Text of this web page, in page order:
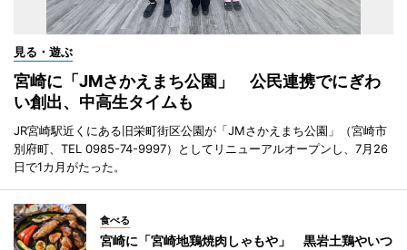
見る・遊ぶ
宮崎に「JMさかえまち公園」 公民連携でにぎわ
い創出、中高生タイムも
JR宮崎駅近くにある旧栄町街区公園が「JMさかえまち公園」（宮崎市
別府町、TEL 0985-74-9997）としてリニューアルオープンし、7月26
日で1カ月がたった。
食べる
宮崎に「宮崎地鶏焼肉しゃもや」 黒岩土鶏やいつ